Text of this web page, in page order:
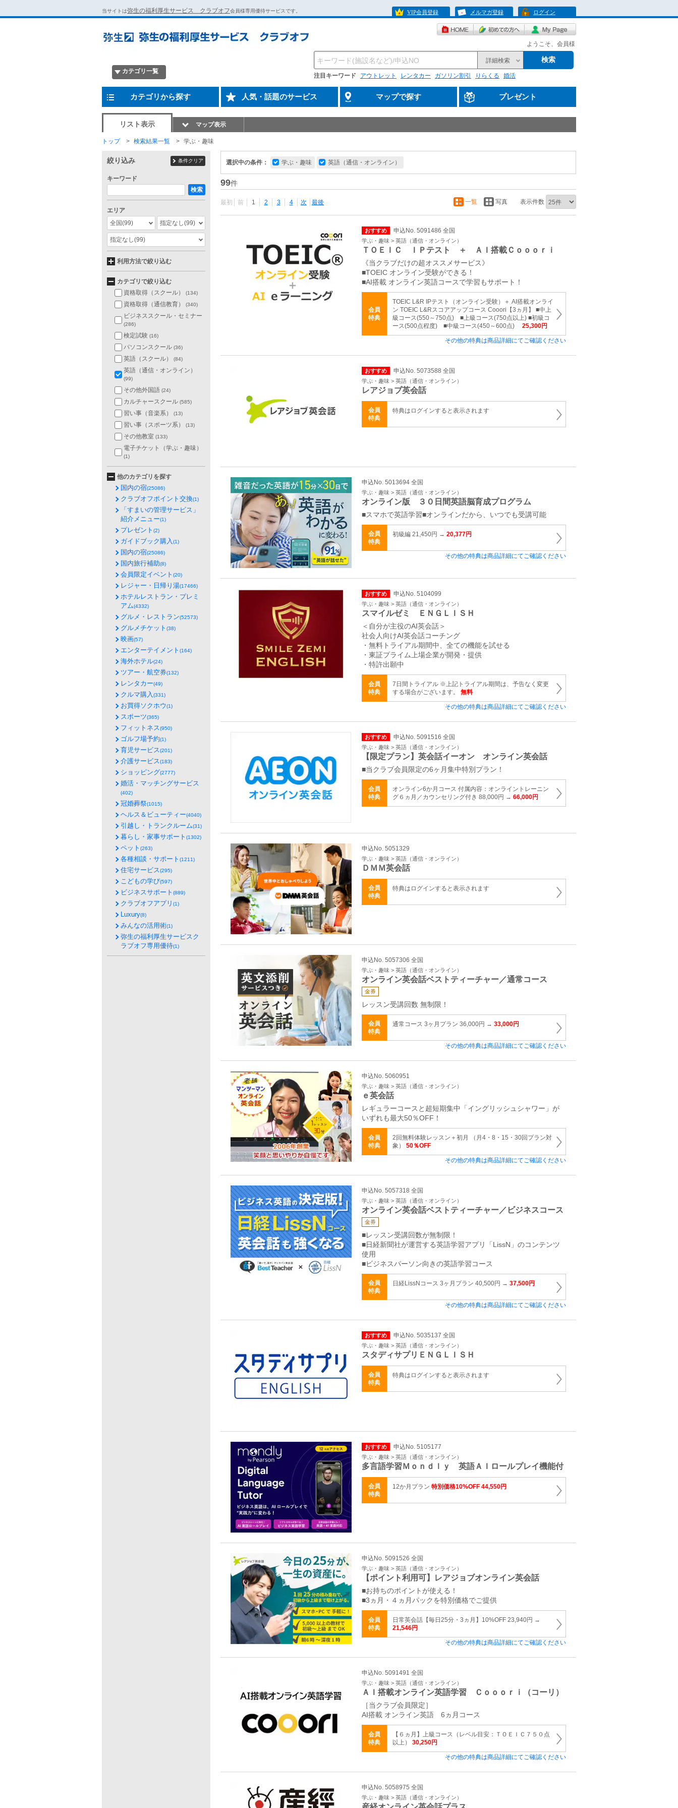
当サイトは弥生の福利厚生サービス クラブオフ会員様専用優待サービスです。 VIP会員登録 メルマガ登録 ログイン
ようこそ、会員様
カテゴリ一覧
詳細検索 検索
注目キーワード アウトレット レンタカー ガソリン割引 りらくる 婚活
カテゴリから探す 人気・話題のサービス マップで探す プレゼント
リスト表示 マップ表示
トップ 検索結果一覧 学ぶ・趣味
選択中の条件： 学ぶ・趣味 英語（通信・オンライン）
99件
最初 前 1 2 3 4 次 最後 一覧 写真 表示件数
おすすめ 申込No. 5091486 全国
学ぶ・趣味 > 英語（通信・オンライン）
ＴＯＥＩＣ ＩＰテスト ＋ ＡＩ搭載Ｃｏｏｏｒｉ
《当クラブだけの超オススメサービス》
■TOEIC オンライン受験ができる！
■AI搭載 オンライン英語コースで学習もサポート！
会員
特典
TOEIC L&R IPテスト（オンライン受験）＋ AI搭載オンライ
ン TOEIC L&Rスコアアップコース Cooori【3ヵ月】 ■中上
級コース(550～750点) ■上級コース(750点以上) ■初級コ
ース(500点程度) ■中級コース(450～600点) 25,300円
その他の特典は商品詳細にてご確認ください
おすすめ 申込No. 5073588 全国
学ぶ・趣味 > 英語（通信・オンライン）
レアジョブ英会話
会員
特典
特典はログインすると表示されます
申込No. 5013694 全国
学ぶ・趣味 > 英語（通信・オンライン）
オンライン版 ３０日間英語脳育成プログラム
■スマホで英語学習■オンラインだから、いつでも受講可能
会員
特典
初級編 21,450円 → 20,377円
その他の特典は商品詳細にてご確認ください
おすすめ 申込No. 5104099
学ぶ・趣味 > 英語（通信・オンライン）
スマイルゼミ ＥＮＧＬＩＳＨ
＜自分が主役のAI英会話＞
社会人向けAI英会話コーチング
・無料トライアル期間中、全ての機能を試せる
・東証プライム上場企業が開発・提供
・特許出願中
会員
特典
7日間トライアル ※上記トライアル期間は、予告なく変更
する場合がございます。 無料
その他の特典は商品詳細にてご確認ください
おすすめ 申込No. 5091516 全国
学ぶ・趣味 > 英語（通信・オンライン）
【限定プラン】英会話イーオン オンライン英会話
■当クラブ会員限定の6ヶ月集中特別プラン！
会員
特典
オンライン6か月コース 付属内容：オンライントレーニン
グ６ヵ月／カウンセリング付き 88,000円 → 66,000円
申込No. 5051329
学ぶ・趣味 > 英語（通信・オンライン）
ＤＭＭ英会話
会員
特典
特典はログインすると表示されます
申込No. 5057306 全国
学ぶ・趣味 > 英語（通信・オンライン）
オンライン英会話ベストティーチャー／通常コース
金券
レッスン受講回数 無制限！
会員
特典
通常コース 3ヶ月プラン 36,000円 → 33,000円
その他の特典は商品詳細にてご確認ください
申込No. 5060951
学ぶ・趣味 > 英語（通信・オンライン）
ｅ英会話
レギュラーコースと超短期集中「イングリッシュシャワー」が
いずれも最大50％OFF！
会員
特典
2回無料体験レッスン＋初月 （月4・8・15・30回プラン対
象） 50％OFF
その他の特典は商品詳細にてご確認ください
申込No. 5057318 全国
学ぶ・趣味 > 英語（通信・オンライン）
オンライン英会話ベストティーチャー／ビジネスコース
金券
■レッスン受講回数が無制限！
■日経新聞社が運営する英語学習アプリ「LissN」のコンテンツ
使用
■ビジネスパーソン向きの英語学習コース
会員
特典
日経LissNコース 3ヶ月プラン 40,500円 → 37,500円
その他の特典は商品詳細にてご確認ください
おすすめ 申込No. 5035137 全国
学ぶ・趣味 > 英語（通信・オンライン）
スタディサプリＥＮＧＬＩＳＨ
会員
特典
特典はログインすると表示されます
おすすめ 申込No. 5105177
学ぶ・趣味 > 英語（通信・オンライン）
多言語学習Ｍｏｎｄｌｙ 英語ＡＩロールプレイ機能付
会員
特典
12か月プラン 特別価格10%OFF 44,550円
申込No. 5091526 全国
学ぶ・趣味 > 英語（通信・オンライン）
【ポイント利用可】レアジョブオンライン英会話
■お持ちのポイントが使える！
■3ヵ月・４ヵ月パックを特別価格でご提供
会員
特典
日常英会話【毎日25分・3ヵ月】10%OFF 23,940円 →
21,546円
その他の特典は商品詳細にてご確認ください
申込No. 5091491 全国
学ぶ・趣味 > 英語（通信・オンライン）
ＡＩ搭載オンライン英語学習 Ｃｏｏｏｒｉ（コーリ）
［当クラブ会員限定］
AI搭載 オンライン英語 6ヵ月コース
会員
特典
【６ヵ月】上級コース（レベル目安：ＴＯＥＩＣ７５０点
以上） 30,250円
その他の特典は商品詳細にてご確認ください
申込No. 5058975 全国
学ぶ・趣味 > 英語（通信・オンライン）
絞り込み 条件クリア
キーワード
検索
エリア
全国(99) 指定なし(99)
指定なし(99)
利用方法で絞り込む
カテゴリで絞り込む
資格取得（スクール）
(134)
資格取得（通信教育） (340)
ビジネススクール・セミナー
(286)
検定試験 (16)
パソコンスクール (36)
英語（スクール） (84)
英語（通信・オンライン）
(99)
その他外国語 (24)
カルチャースクール (585)
習い事（音楽系） (13)
習い事（スポーツ系） (13)
その他教室 (133)
電子チケット（学ぶ・趣味）
(1)
他のカテゴリを探す
国内の宿(25086)
クラブオフポイント交換(1)
「すまいの管理サービス」
紹介メニュー(1)
プレゼント (2)
ガイドブック購入(1)
国内の宿(25086)
国内旅行補助(8)
会員限定イベント (20)
レジャー・日帰り湯(17466)
ホテルレストラン・プレミ
アム(4332)
グルメ・レストラン(52573)
グルメチケット (38)
映画(57)
エンターテイメント (164)
海外ホテル(24)
ツアー・航空券(132)
レンタカー(49)
クルマ購入(331)
お買得ソクホウ(1)
スポーツ(365)
フィットネス(950)
ゴルフ場予約(1)
育児サービス(201)
介護サービス(183)
ショッピング(2777)
婚活・マッチングサービス
(402)
冠婚葬祭(1015)
ヘルス＆ビューティー(4040)
引越し・トランクルーム(31)
暮らし・家事サポート (1302)
ペット (263)
各種相談・サポート (1211)
住宅サービス(295)
こどもの学び(597)
ビジネスサポート (889)
クラブオフアプリ (1)
Luxury(8)
みんなの活用術(1)
弥生の福利厚生サービスク
ラブオフ専用優待(1)